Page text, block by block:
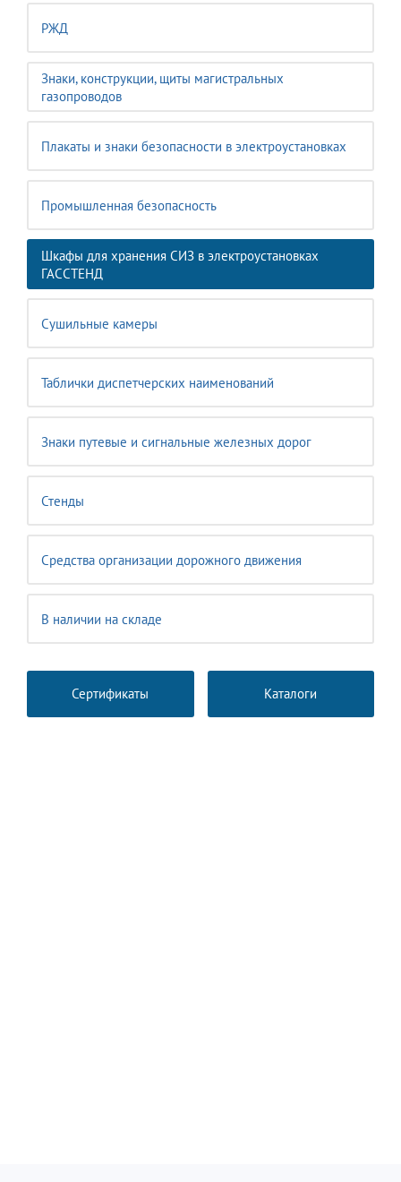
РЖД
Знаки, конструкции, щиты магистральных
газопроводов
Плакаты и знаки безопасности в электроустановках
Промышленная безопасность
Шкафы для хранения СИЗ в электроустановках
ГАССТЕНД
Сушильные камеры
Таблички диспетчерских наименований
Знаки путевые и сигнальные железных дорог
Стенды
Средства организации дорожного движения
В наличии на складе
Сертификаты Каталоги